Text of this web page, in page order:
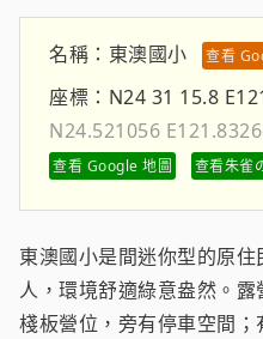
名稱： 東澳國小 查看
座標： N24 31 15.8
N24.521056
查看 Google 地圖 查看朱雀
東澳國小是間迷你型的原
人，環境舒適綠意盎然。
棧板營位，旁有停車空間